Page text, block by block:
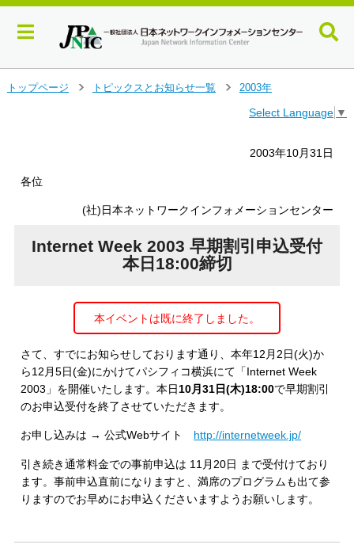
トップページ
トピックスとお知らせ一覧
2003年
Select Language ▼
2003年10月31日
各位
(社)日本ネットワークインフォメーションセンター
Internet Week 2003 早期割引申込受付
本日18:00締切
本イベントは既に終了しました。
さて、すでにお知らせしております通り、本年12月2日(火)か
ら12月5日(金)にかけてパシフィコ横浜にて「Internet Week
2003」を開催いたします。本日10月31日(木)18:00で早期割引
のお申込受付を終了させていただきます。
お申し込みは → 公式Webサイト http://internetweek.jp/
引き続き通常料金での事前申込は 11月20日 まで受付けており
ます。事前申込直前になりますと、満席のプログラムも出て参
りますのでお早めにお申込くださいますようお願いします。